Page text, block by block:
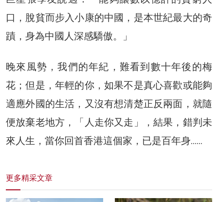
口，脫貧而步入小康的中國，是本世紀最大的奇
蹟，身為中國人深感驕傲。」
晚來風勢，我們的年紀，難看到數十年後的梅
花；但是，年輕的你，如果不是真心喜歡或能夠
適應外國的生活，又沒有想清楚正反兩面，就隨
便放棄老地方，「人走你又走」，結果，錯判未
來人生，當你回首香港這個家，已是百年身……
更多精采文章